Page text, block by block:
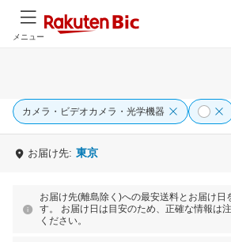
メニュー
カメラ・ビデオカメラ・光学機器
お届け先: 東京
お届け先(離島除く)への最安送料とお届け日
す。 お届け日は目安のため、正確な情報は
ください。